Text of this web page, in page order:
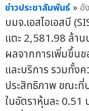
ข่าวประชาสัมพันธ์ » อั
บมจ.เอสไอเอสบี
แตะ 2,581.98 ล้า
ผลจากการเพิ่มขึ้น
และบริการ รวมทั้ง
ประสิทธิภาพ ขณะที่
ในอัตราหุ้นละ 0.51